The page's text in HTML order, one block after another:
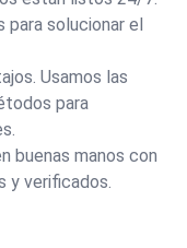
para solucionar el
Usamos las
para
buenas manos con
y verificados.